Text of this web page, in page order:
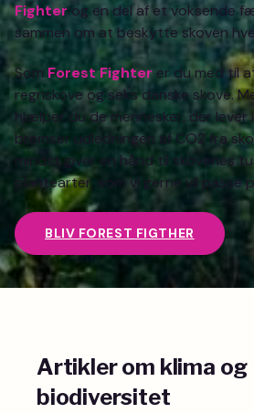
Fighter og en del af et voksende
sammen om at beskytte skoven
Som Forest Fighter er du med til
regnskove og seks danske skove.
hjælper du de mennesker, der lever
bremser udledningen af CO2 fra
mindst giver en hånd til skovenes
plantearter, som vi gerne vil passe
BLIV FOREST FIGTHER
Artikler om klima og
biodiversitet